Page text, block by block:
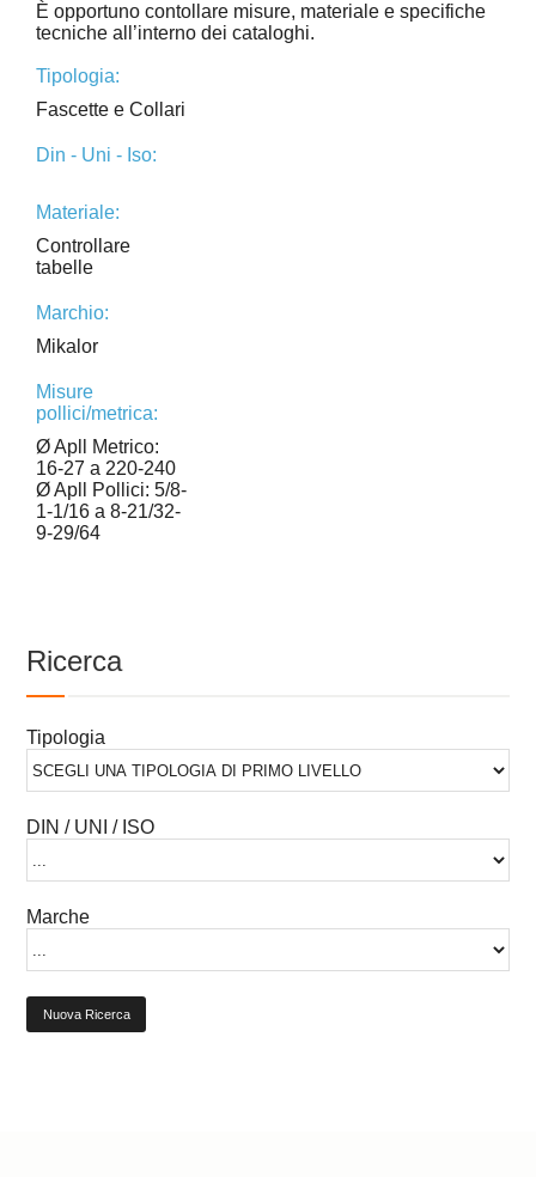
È opportuno contollare misure, materiale e specifiche
tecniche all’interno dei cataloghi.
Tipologia:
Fascette e Collari
Din - Uni - Iso:
Materiale:
Controllare
tabelle
Marchio:
Mikalor
Misure
pollici/metrica:
Ø Apll Metrico:
16-27 a 220-240
Ø Apll Pollici: 5/8-
1-1/16 a 8-21/32-
9-29/64
Ricerca
Tipologia
DIN / UNI / ISO
Marche
Nuova Ricerca